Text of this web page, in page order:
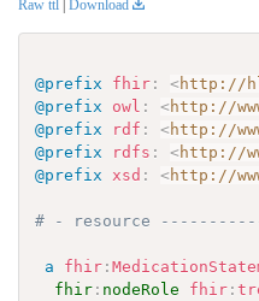
Raw ttl | Download
@prefix fhir : <http://
@prefix
owl : <http://
@prefix
rdf : <http://
@prefix
rdfs : <http://
@prefix
xsd : <http://
# - resource
a fhir :
fhir : nodeRole fhir :